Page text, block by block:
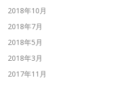
2018年10月
2018年7月
2018年5月
2018年3月
2017年11月